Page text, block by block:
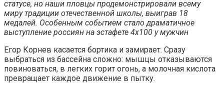
статусе, но наши пловцы продемонстрировали всему
миру традиции отечественной школы, выиграв 18
медалей. Особенным событием стало драматичное
выступление россиян на эстафете 4х100 у мужчин
Егор Корнев касается бортика и замирает. Сразу
выбраться из бассейна сложно: мышцы отказываются
повиноваться, в легких горит огонь, а молочная кислота
превращает каждое движение в пытку.